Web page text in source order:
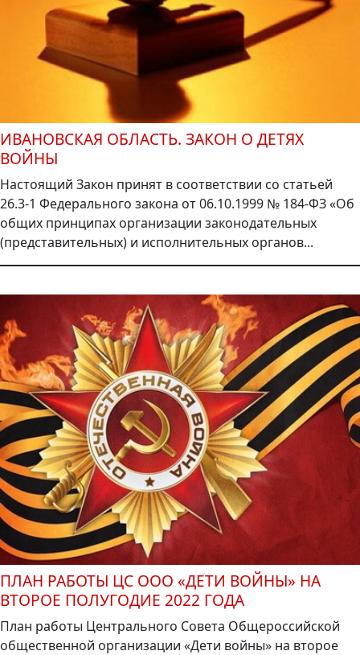
ИВАНОВСКАЯ ОБЛАСТЬ. ЗАКОН О ДЕТЯХ
ВОЙНЫ
Настоящий Закон принят в соответствии со статьей
26.3-1 Федерального закона от 06.10.1999 № 184-ФЗ «Об
общих принципах организации законодательных
(представительных) и исполнительных органов...
ПЛАН РАБОТЫ ЦС ООО «ДЕТИ ВОЙНЫ» НА
ВТОРОЕ ПОЛУГОДИЕ 2022 ГОДА
План работы Центрального Совета Общероссийской
общественной организации «Дети войны» на второе